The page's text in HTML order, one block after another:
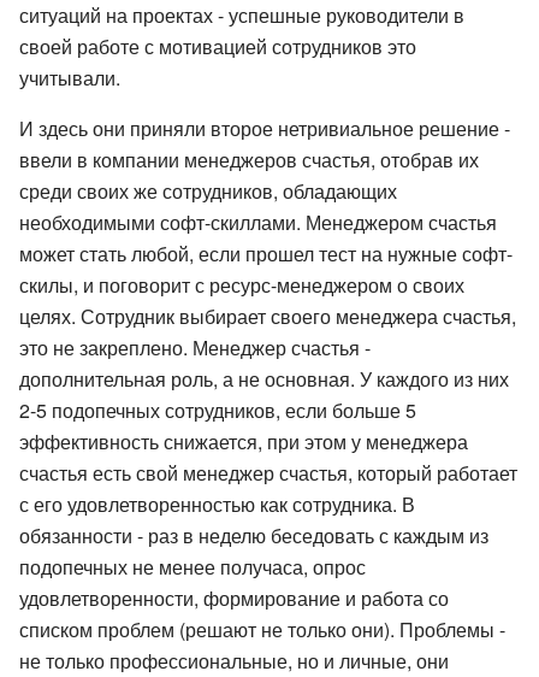
ситуаций на проектах - успешные руководители в
своей работе с мотивацией сотрудников это
учитывали.
И здесь они приняли второе нетривиальное решение -
ввели в компании менеджеров счастья, отобрав их
среди своих же сотрудников, обладающих
необходимыми софт-скиллами. Менеджером счастья
может стать любой, если прошел тест на нужные софт-
скилы, и поговорит с ресурс-менеджером о своих
целях. Сотрудник выбирает своего менеджера счастья,
это не закреплено. Менеджер счастья -
дополнительная роль, а не основная. У каждого из них
2-5 подопечных сотрудников, если больше 5
эффективность снижается, при этом у менеджера
счастья есть свой менеджер счастья, который работает
с его удовлетворенностью как сотрудника. В
обязанности - раз в неделю беседовать с каждым из
подопечных не менее получаса, опрос
удовлетворенности, формирование и работа со
списком проблем (решают не только они). Проблемы -
не только профессиональные, но и личные, они